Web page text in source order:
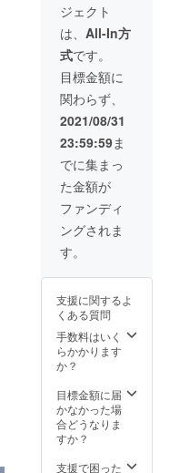
入力く
ださ
い。
https://f
orms.gl
e/vYkA
2muCc
u2w62
日程に
関して
は後日
調整の
連絡を
させて
いただ
最初の
塩
（100g)
・お礼
の手紙
＆塩フ
リー
ペー
パー ※
支援
時、必
ず備考
欄にご
希望の
お名前
をご記
※新島オ
ル手塩
皿の物
語はこ
ちら
om/topi
c/12767
/ ※支援
欄にご
ジェクト
は、 All-In方
式です。
目標金額に
関わらず、
2021/08/31
23:59:59ま
でに集まっ
た金額が
ファンディ
ングされま
す。
支援に関するよ
くある質問
手数料はいく
らかかります
か？
目標金額に届
かなかった場
合どうなりま
すか？
支援で困った